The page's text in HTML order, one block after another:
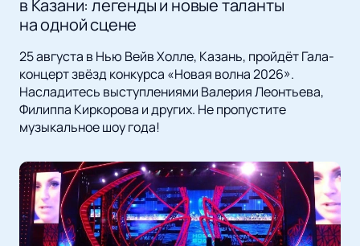
в Казани: легенды и новые таланты
на одной сцене
25 августа в Нью Вейв Холле, Казань, пройдёт Гала-
концерт звёзд конкурса «Новая волна 2026».
Насладитесь выступлениями Валерия Леонтьева,
Филиппа Киркорова и других. Не пропустите
музыкальное шоу года!